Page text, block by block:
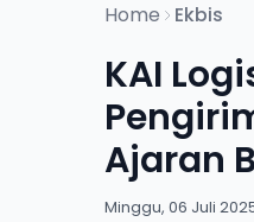
Home Ekbis
KAI
Ajaran
Minggu, 06 Juli 2025